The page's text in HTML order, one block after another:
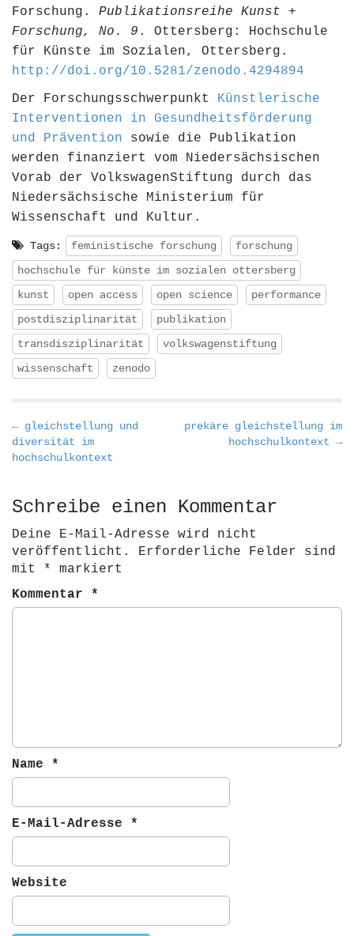
Forschung. Publikationsreihe Kunst +
Forschung, No. 9 . Ottersberg: Hochschule
für Künste im Sozialen, Ottersberg.
http://doi.org/10.5281/zenodo.4294894
Der Forschungsschwerpunkt Künstlerische
Interventionen in Gesundheitsförderung
und Prävention sowie die Publikation
werden finanziert vom Niedersächsischen
Vorab der VolkswagenStiftung durch das
Niedersächsische Ministerium für
Wissenschaft und Kultur.
Tags: feministische forschung
forschung
hochschule für künste im sozialen ottersberg
kunst
open access open science
performance
postdisziplinarität
publikation
transdisziplinarität
volkswagenstiftung
wissenschaft
zenodo
P
o
n
a
v
i
g
a
← gleichstellung und
diversität im
hochschulkontext
prekäre gleichstellung im
hochschulkontext →
Schreibe einen Kommentar
Deine E-Mail-Adresse wird nicht
veröffentlicht.
Erforderliche Felder sind
mit
*
markiert
Kommentar *
Name *
E-Mail-Adresse *
Website